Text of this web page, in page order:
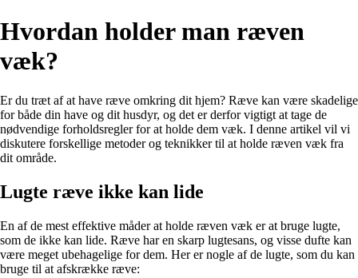
Hvordan holder man ræven
væk?
Er du træt af at have ræve omkring dit hjem? Ræve kan være skadelige
for både din have og dit husdyr, og det er derfor vigtigt at tage de
nødvendige forholdsregler for at holde dem væk. I denne artikel vil vi
diskutere forskellige metoder og teknikker til at holde ræven væk fra
dit område.
Lugte ræve ikke kan lide
En af de mest effektive måder at holde ræven væk er at bruge lugte,
som de ikke kan lide. Ræve har en skarp lugtesans, og visse dufte kan
være meget ubehagelige for dem. Her er nogle af de lugte, som du kan
bruge til at afskrække ræve: